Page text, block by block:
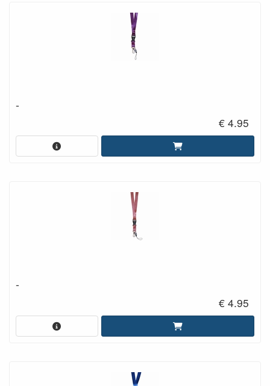
-
€ 4.95
-
€ 4.95